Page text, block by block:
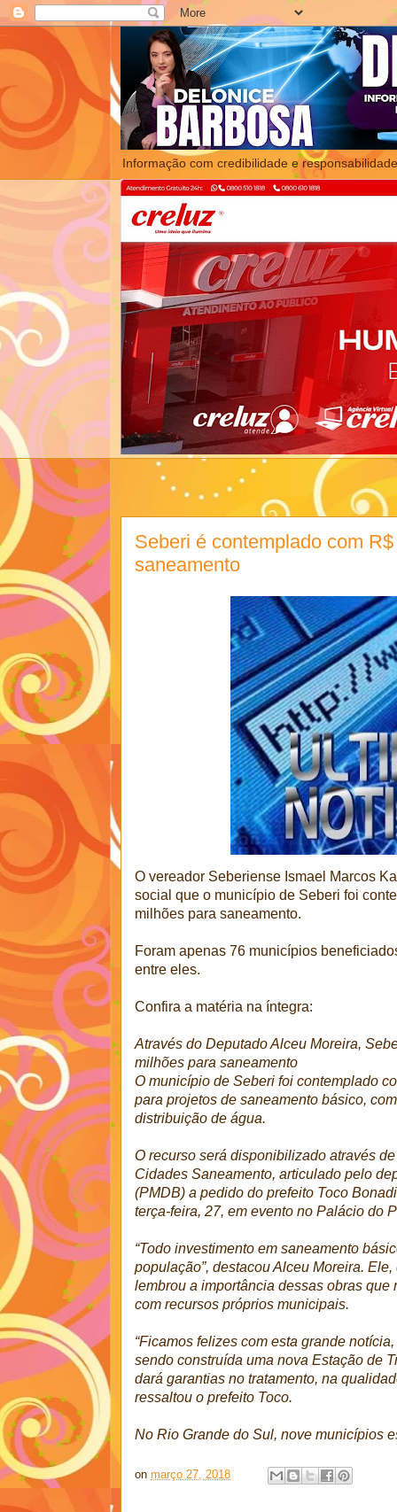
Informação com credibilidade e
Seberi é contemplado com
saneamento
O vereador Seberiense Ismael Marcos
social que o município de Seberi foi
milhões para saneamento.
Foram apenas 76 municípios
entre eles.
Confira a matéria na íntegra:
Através do Deputado Alceu Moreira,
milhões para saneamento
O município de Seberi foi contemplado
para projetos de saneamento básico,
distribuição de água.
O recurso será disponibilizado através
Cidades Saneamento, articulado pelo
(PMDB) a pedido do prefeito Toco
terça-feira, 27, em evento no Palácio do
“Todo investimento em saneamento
população”, destacou Alceu Moreira.
lembrou a importância dessas obras
com recursos próprios municipais.
“Ficamos felizes com esta grande
sendo construída uma nova Estação de
dará garantias no tratamento, na
ressaltou o prefeito Toco.
No Rio Grande do Sul, nove municípios
on março 27, 2018